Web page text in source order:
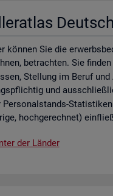
kön­nen Sie die
be­trach­ten. Sie
Stel­lung im Beruf
und
Per­so­nal­stands-
hoch­ge­rech­net)
der Län­der